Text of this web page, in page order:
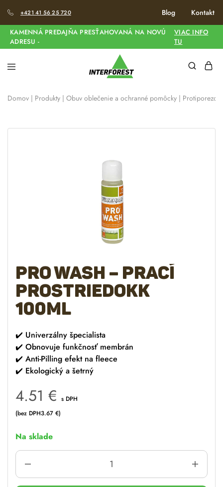
+421 41 56 25 720 Blog Kontakt
KAMENNÁ PREDAJŇA PRESŤAHOVANÁ NA NOVÚ
ADRESU -
VIAC INFO
TU
Domov | Produkty | Obuv oblečenie a ochranné pomôcky |
Pro Wash – prací
prostriedokk
100ml
✔️ Univerzálny špecialista
✔️ Obnovuje funkčnosť membrán
✔️ Anti-Pilling efekt na fleece
✔️ Ekologický a šetrný
4.51 € s DPH
(bez DPH3.67 €)
Na sklade